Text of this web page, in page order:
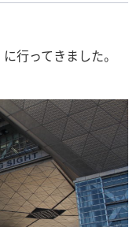
に行ってきました。